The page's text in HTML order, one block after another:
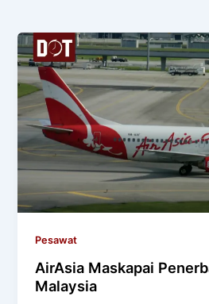
Pesawat
AirAsia Maskapai
Malaysia